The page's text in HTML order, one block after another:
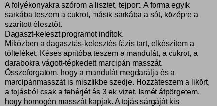
A folyékonyakra szórom a lisztet, tejport. A forma egyik
sarkába teszem a cukrot, másik sarkába a sót, középre a
szárított élesztőt.
Dagaszt-keleszt programot indítok.
Miközben a dagasztás-kelesztés fázis tart, elkészítem a
tölteléket. Késes aprítóba teszem a mandulát, a cukrot, a
darabokra vágott-tépkedett marcipán masszát.
Összeforgatom, hogy a mandulát megdarálja és a
marcipánmasszát is miszlikbe szedje. Hozzáteszem a likőrt,
a tojásból csak a fehérjét és 3 ek vizet. Ismét átpörgetem,
hogy homogén masszát kapjak. A tojás sárgáját kis